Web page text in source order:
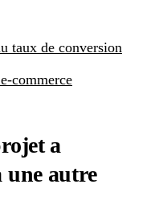
taux de conversion
commerce
a
autre